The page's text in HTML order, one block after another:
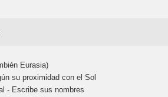
Eurasia)
su proximidad con el Sol
- Escribe sus nombres